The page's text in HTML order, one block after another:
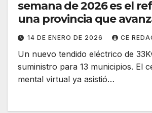
semana de 2026 es el
una provincia que
obras, salud, producción
pública
14 DE ENERO DE 2026 CE
Un nuevo tendido eléctrico de
suministro para 13 municipios. El
mental virtual ya asistió…